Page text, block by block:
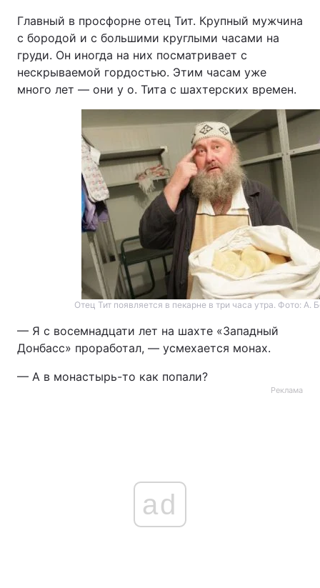
Главный в просфорне отец Тит. Крупный мужчина
с бородой и с большими круглыми часами на
груди. Он иногда на них посматривает с
нескрываемой гордостью. Этим часам уже
много лет — они у о. Тита с шахтерских времен.
Отец Тит появляется в пекарне в три часа утра. Фото: А.
— Я с восемнадцати лет на шахте «Западный
Донбасс» проработал, — усмехается монах.
— А в монастырь-то как попали?
Реклама
ad